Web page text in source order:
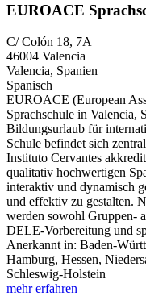
EUROACE
C/ Colón 18, 7A
46004 Valencia
Valencia, Spanien
Spanisch
EUROACE (European
Sprachschule in Valencia,
Bildungsurlaub für
Schule befindet sich
Instituto Cervantes
qualitativ hochwertigen
interaktiv und dynamisch
und effektiv zu gestalten.
werden sowohl Gruppen-
DELE-Vorbereitung und
Anerkannt in: Baden-
Hamburg, Hessen,
Schleswig-Holstein
mehr erfahren